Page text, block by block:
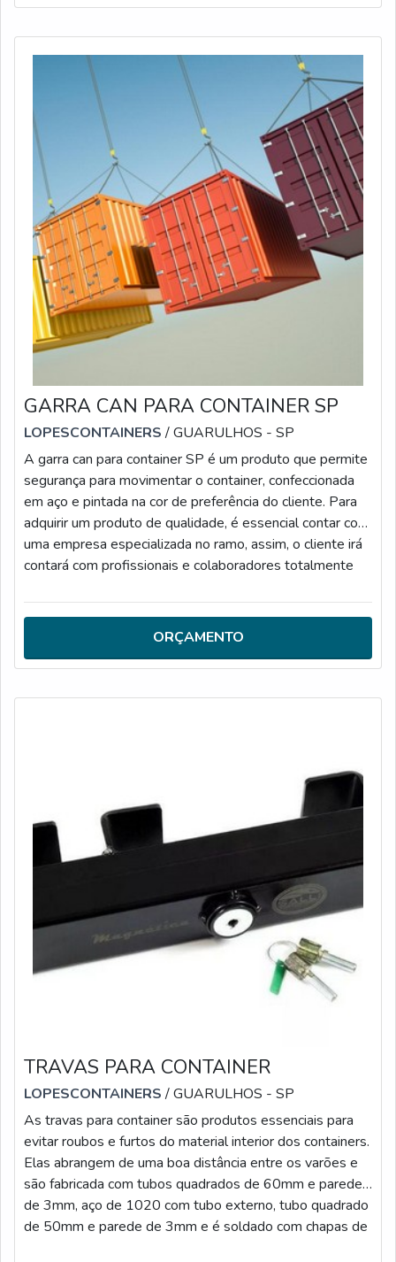
GARRA CAN PARA CONTAINER SP
LOPESCONTAINERS/ GUARULHOS - SP
A garra can para container SP é um produto que permite
segurança para movimentar o container, confeccionada
em aço e pintada na cor de preferência do cliente. Para
adquirir um produto de qualidade, é essencial contar com
uma empresa especializada no ramo, assim, o cliente irá
contará com profissionais e colaboradores totalmente
PRODUTO OFERECE DIVERSAS VANTAGENSA garra
garante maior segurança na movimentação e transporte
ORÇAMENTO
TRAVAS PARA CONTAINER
LOPESCONTAINERS/ GUARULHOS - SP
As travas para container são produtos essenciais para
evitar roubos e furtos do material interior dos containers.
Elas abrangem de uma boa distância entre os varões e
são fabricada com tubos quadrados de 60mm e parede
de 3mm, aço de 1020 com tubo externo, tubo quadrado
de 50mm e parede de 3mm e é soldado com chapas de